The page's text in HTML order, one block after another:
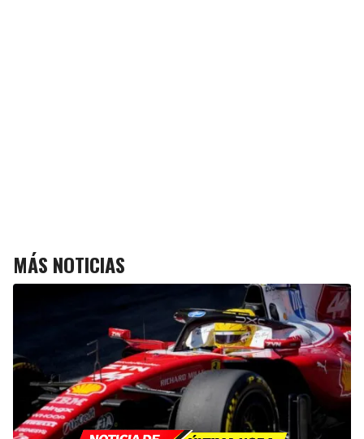
MÁS NOTICIAS